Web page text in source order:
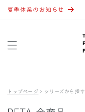
ンツに
夏季休業のお知らせ
トップページ › シリーズから探す